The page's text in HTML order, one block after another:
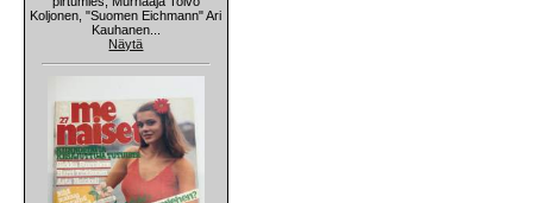
Koljonen, "Suomen Eichmann" Ari
Kauhanen...
Näytä